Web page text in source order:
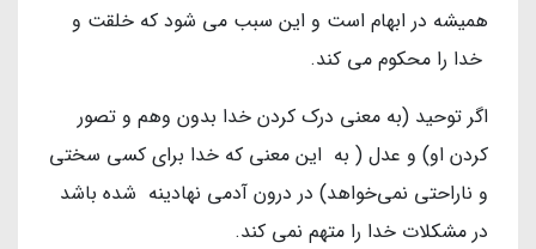
همیشه در ابهام است و این سبب می شود که خلقت و
خدا را محکوم می کند.
اگر توحید (به معنی درک کردن خدا بدون وهم و تصور
کردن او) و عدل ( به این معنی که خدا برای کسی سختی
و ناراحتی نمی‌خواهد) در درون آدمی نهادینه شده باشد
در مشکلات خدا را متهم نمی کند.